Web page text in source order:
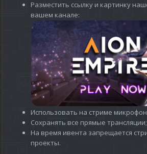
Разместить ссылку и картинку
вашем канале:
Использовать на стриме
Сохранять все прямые трансляции;
На время ивента запрещается
проекты.